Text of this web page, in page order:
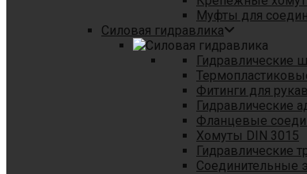
Муфты для
Силовая гидравлика
Гидравлические
Фитинги для
Гидравлические
Фланцевые
Хомуты DIN 3015
Гидравлические
Соединительные